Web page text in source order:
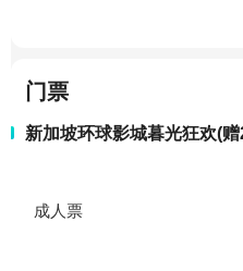
门票
新加坡环球影城暮光狂欢(
成人票